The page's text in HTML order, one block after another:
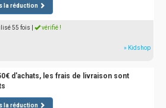
la réduction
55 fois vérifié !
» Kidshop
d'achats, les frais de livraison sont
la réduction